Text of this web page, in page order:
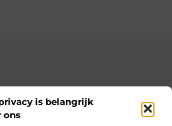
is belangrijk
ons
te delen, gratis en eenvoudig.